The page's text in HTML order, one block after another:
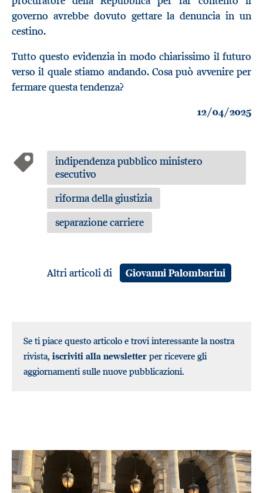
governo avrebbe dovuto gettare la denuncia in un
cestino.
Tutto questo evidenzia in modo chiarissimo il futuro
verso il quale stiamo andando. Cosa può avvenire per
fermare questa tendenza?
12/04/2025
indipendenza pubblico ministero
esecutivo
riforma della giustizia
separazione carriere
Altri articoli di Giovanni Palombarini
Se ti piace questo articolo e trovi interessante la nostra
rivista, iscriviti alla newsletter per ricevere gli
aggiornamenti sulle nuove pubblicazioni.